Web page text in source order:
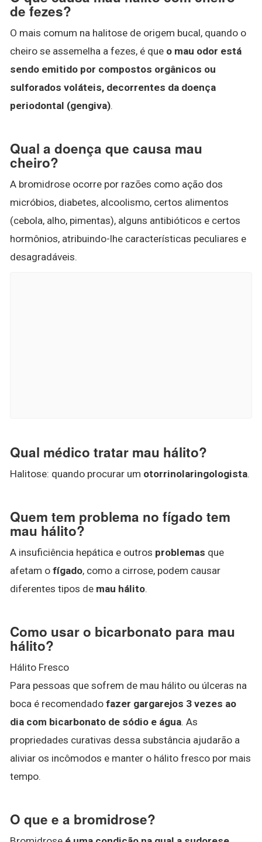
de fezes?
O mais comum na halitose de origem bucal, quando o
cheiro se assemelha a fezes, é que o mau odor está
sendo emitido por compostos orgânicos ou
sulforados voláteis, decorrentes da doença
periodontal (gengiva).
Qual a doença que causa mau
cheiro?
A bromidrose ocorre por razões como ação dos
micróbios, diabetes, alcoolismo, certos alimentos
(cebola, alho, pimentas), alguns antibióticos e certos
hormônios, atribuindo-lhe características peculiares e
desagradáveis.
Qual médico tratar mau hálito?
Halitose: quando procurar um otorrinolaringologista.
Quem tem problema no fígado tem
mau hálito?
A insuficiência hepática e outros problemas que
afetam o fígado, como a cirrose, podem causar
diferentes tipos de mau hálito.
Como usar o bicarbonato para mau
hálito?
Hálito Fresco
Para pessoas que sofrem de mau hálito ou úlceras na
boca é recomendado fazer gargarejos 3 vezes ao
dia com bicarbonato de sódio e água. As
propriedades curativas dessa substância ajudarão a
aliviar os incômodos e manter o hálito fresco por mais
tempo.
O que e a bromidrose?